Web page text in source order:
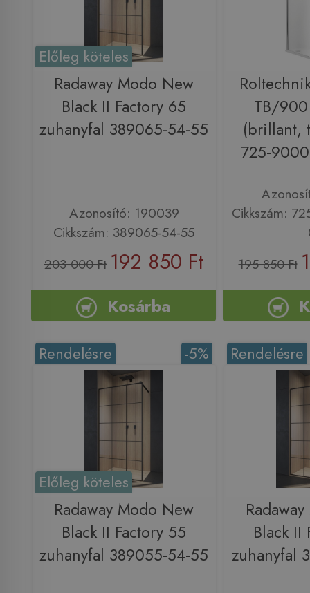
Előleg köteles
Radaway Modo New
Black II Factory 65
zuhanyfal 389065-54-55
Azonosító: 190039
Cikkszám: 389065-54-55
203 000 Ft 192 850 Ft
Kosárba
TB/
(brillant,
725-
Cikkszám:
195 850 Ft
-5%
Rendelésre
Előleg köteles
Radaway Modo New
Black II Factory 55
zuhanyfal 389055-54-55
Rendelésre
Black II
zuhanyfal